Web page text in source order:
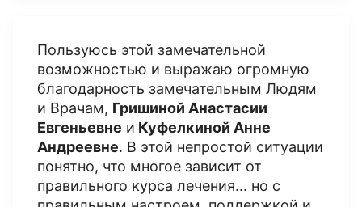
Пользуюсь этой замечательной
возможностью и выражаю огромную
благодарность замечательным Людям
и Врачам, Гришиной Анастасии
Евгеньевне и Куфелкиной Анне
Андреевне. В этой непростой ситуации
понятно, что многое зависит от
правильного курса лечения... но с